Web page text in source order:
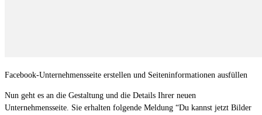
Facebook-Unternehmensseite erstellen und Seiteninformationen ausfüllen
Nun geht es an die Gestaltung und die Details Ihrer neuen
Unternehmensseite. Sie erhalten folgende Meldung “Du kannst jetzt Bilder